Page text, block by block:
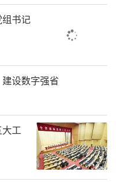
船等国家重大科
深蓝1号”等系
示了我国海水养
展进程；“蓝鲲1
高端装备智造尖端
海洋多糖类药物“B
片等山东生物
书记
设数字强省
工